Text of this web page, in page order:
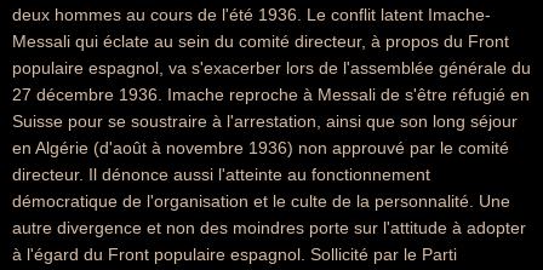
deux hommes au cours de l'été 1936. Le conflit latent Imache-
Messali qui éclate au sein du comité directeur, à propos du Front
populaire espagnol, va s'exacerber lors de l'assemblée générale du
27 décembre 1936. Imache reproche à Messali de s'être réfugié en
Suisse pour se soustraire à l'arrestation, ainsi que son long séjour
en Algérie (d'août à novembre 1936) non approuvé par le comité
directeur. Il dénonce aussi l'atteinte au fonctionnement
démocratique de l'organisation et le culte de la personnalité. Une
autre divergence et non des moindres porte sur l'attitude à adopter
à l'égard du Front populaire espagnol. Sollicité par le Parti